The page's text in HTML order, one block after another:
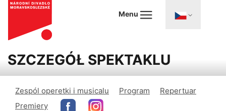
Menu
SZCZEGÓŁ SPEKTAKLU
Zespól operetki i musicalu Program
Repertuar
Premiery